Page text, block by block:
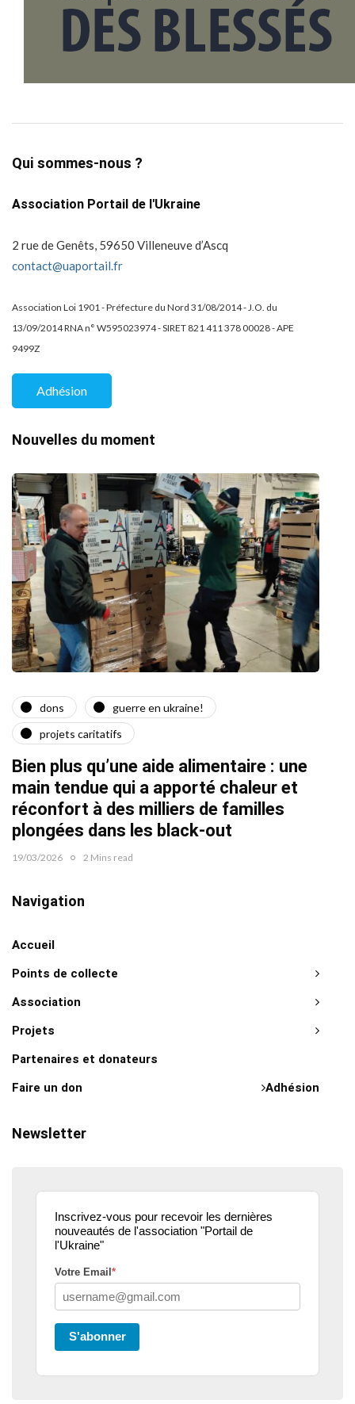
Qui sommes-nous ?
Association Portail de l'Ukraine
2 rue de Genêts, 59650 Villeneuve d’Ascq
contact@uaportail.fr
Association Loi 1901 - Préfecture du Nord 31/08/2014 - J.O. du
13/09/2014 RNA n° W595023974 - SIRET 821 411 378 00028 - APE
9499Z
Adhésion
Nouvelles du moment
dons
guerre en ukraine!
projets caritatifs
Bien plus qu’une aide alimentaire : une
main tendue qui a apporté chaleur et
réconfort à des milliers de familles
plongées dans les black-out
19/03/2026 2 Mins read
Navigation
Accueil
Points de collecte
Association
Projets
Partenaires et donateurs
Adhésion
Faire un don
Newsletter
Inscrivez-vous pour recevoir les dernières
nouveautés de l'association "Portail de
l'Ukraine"
Votre Email *
S'abonner